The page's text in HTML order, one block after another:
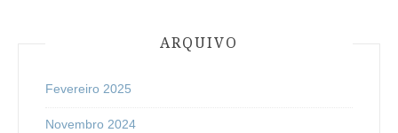
ARQUIVO
Fevereiro 2025
Novembro 2024